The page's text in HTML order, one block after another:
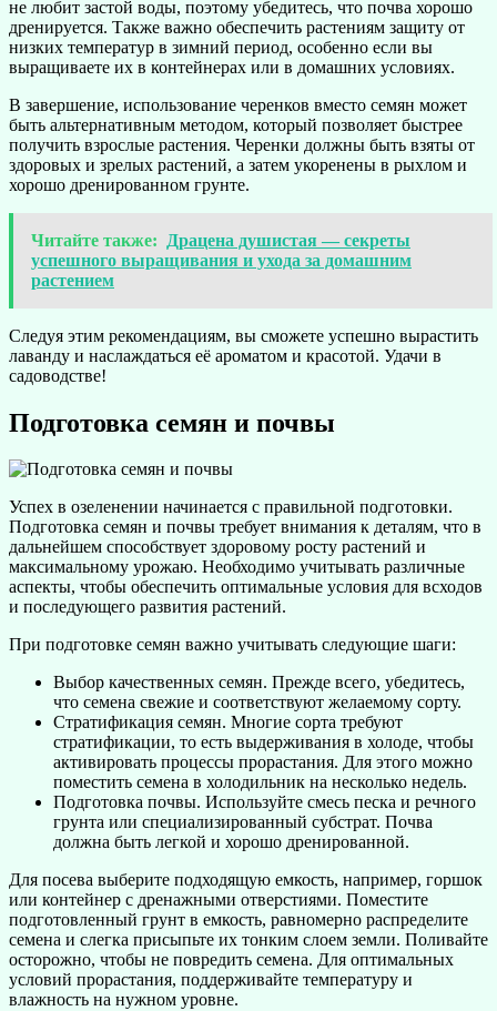
не любит застой воды, поэтому убедитесь, что почва хорошо
дренируется. Также важно обеспечить растениям защиту от
низких температур в зимний период, особенно если вы
выращиваете их в контейнерах или в домашних условиях.
В завершение, использование черенков вместо семян может
быть альтернативным методом, который позволяет быстрее
получить взрослые растения. Черенки должны быть взяты от
здоровых и зрелых растений, а затем укоренены в рыхлом и
хорошо дренированном грунте.
Читайте также:
Драцена душистая — секреты
успешного выращивания и ухода за домашним
растением
Следуя этим рекомендациям, вы сможете успешно вырастить
лаванду и наслаждаться её ароматом и красотой. Удачи в
садоводстве!
Подготовка семян и почвы
Успех в озеленении начинается с правильной подготовки.
Подготовка семян и почвы требует внимания к деталям, что в
дальнейшем способствует здоровому росту растений и
максимальному урожаю. Необходимо учитывать различные
аспекты, чтобы обеспечить оптимальные условия для всходов
и последующего развития растений.
При подготовке семян важно учитывать следующие шаги:
Выбор качественных семян. Прежде всего, убедитесь,
что семена свежие и соответствуют желаемому сорту.
Стратификация семян. Многие сорта требуют
стратификации, то есть выдерживания в холоде, чтобы
активировать процессы прорастания. Для этого можно
поместить семена в холодильник на несколько недель.
Подготовка почвы. Используйте смесь песка и речного
грунта или специализированный субстрат. Почва
должна быть легкой и хорошо дренированной.
Для посева выберите подходящую емкость, например, горшок
или контейнер с дренажными отверстиями. Поместите
подготовленный грунт в емкость, равномерно распределите
семена и слегка присыпьте их тонким слоем земли. Поливайте
осторожно, чтобы не повредить семена. Для оптимальных
условий прорастания, поддерживайте температуру и
влажность на нужном уровне.